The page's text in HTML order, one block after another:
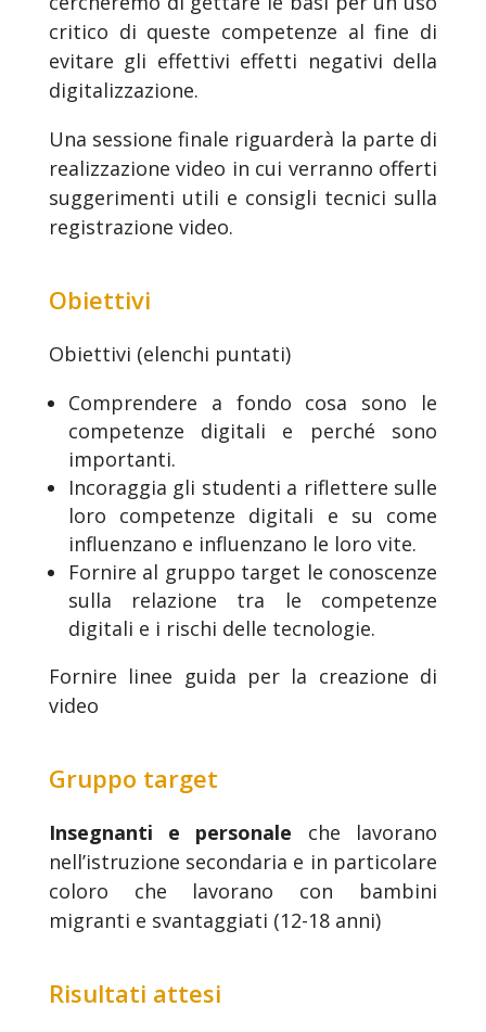
critico di queste competenze al fine di
evitare gli effettivi effetti negativi della
digitalizzazione.
Una sessione finale riguarderà la parte di
realizzazione video in cui verranno offerti
suggerimenti utili e consigli tecnici sulla
registrazione video.
Obiettivi
Obiettivi (elenchi puntati)
Comprendere a fondo cosa sono le
competenze digitali e perché sono
importanti.
Incoraggia gli studenti a riflettere sulle
loro competenze digitali e su come
influenzano e influenzano le loro vite.
Fornire al gruppo target le conoscenze
sulla relazione tra le competenze
digitali e i rischi delle tecnologie.
Fornire linee guida per la creazione di
video
Gruppo target
Insegnanti e personale che lavorano
nell’istruzione secondaria e in particolare
coloro che lavorano con bambini
migranti e svantaggiati (12-18 anni)
Risultati attesi